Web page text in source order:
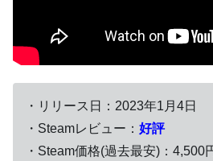
・リリース日： 2023年1月4日
・Steamレビュー： 好評
・Steam価格(過去最安)：4,500